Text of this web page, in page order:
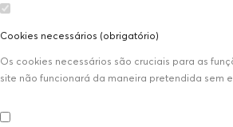
Cookies necessários (obrigatório)
Os cookies necessários são cruciais para as
site não funcionará da maneira pretendida sem